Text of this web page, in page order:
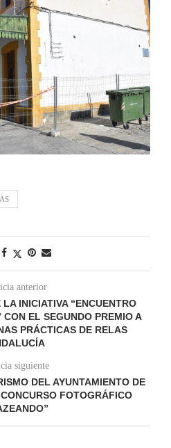
anterior
INICIATIVA “ENCUENTRO
EL SEGUNDO PREMIO A
PRÁCTICAS DE RELAS
siguiente
DEL AYUNTAMIENTO DE
FOTOGRÁFICO